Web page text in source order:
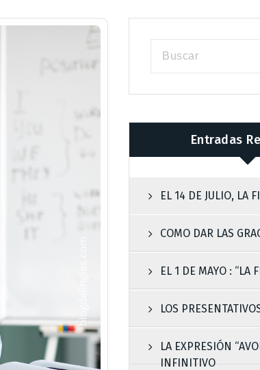
Entradas
EL 14 DE JULIO, LA
COMO DAR LAS
EL 1 DE MAYO : “LA
LOS
LA EXPRESIÓN
INFINITIVO